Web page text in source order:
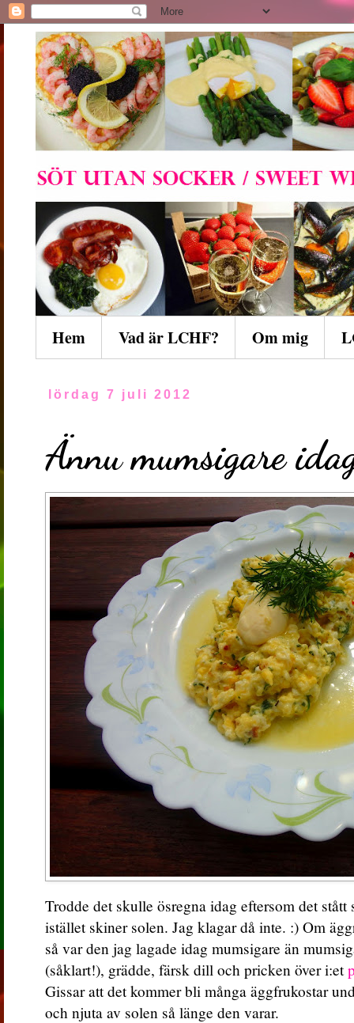
Hem Vad är LCHF? Om mig
lördag 7 juli 2012
Ännu mumsigare
Trodde det skulle ösregna idag eftersom det
istället skiner solen. Jag klagar då inte. :) Om
så var den jag lagade idag mumsigare än
(såklart!), grädde, färsk dill och pricken över i:et
Gissar att det kommer bli många äggfrukostar
och njuta av solen så länge den varar.